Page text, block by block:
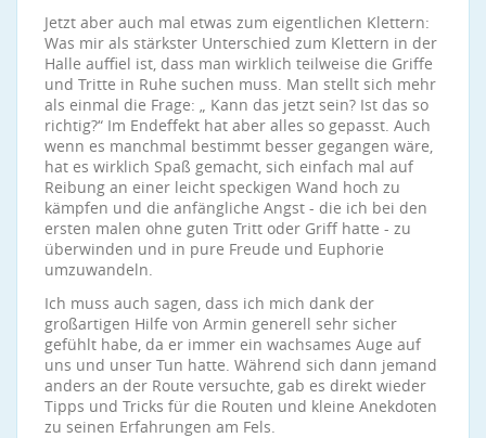
Jetzt aber auch mal etwas zum eigentlichen Klettern:
Was mir als stärkster Unterschied zum Klettern in der
Halle auffiel ist, dass man wirklich teilweise die Griffe
und Tritte in Ruhe suchen muss. Man stellt sich mehr
als einmal die Frage: „ Kann das jetzt sein? Ist das so
richtig?“ Im Endeffekt hat aber alles so gepasst. Auch
wenn es manchmal bestimmt besser gegangen wäre,
hat es wirklich Spaß gemacht, sich einfach mal auf
Reibung an einer leicht speckigen Wand hoch zu
kämpfen und die anfängliche Angst - die ich bei den
ersten malen ohne guten Tritt oder Griff hatte - zu
überwinden und in pure Freude und Euphorie
umzuwandeln.
Ich muss auch sagen, dass ich mich dank der
großartigen Hilfe von Armin generell sehr sicher
gefühlt habe, da er immer ein wachsames Auge auf
uns und unser Tun hatte. Während sich dann jemand
anders an der Route versuchte, gab es direkt wieder
Tipps und Tricks für die Routen und kleine Anekdoten
zu seinen Erfahrungen am Fels.